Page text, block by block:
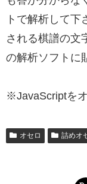
トで解析して下
される棋譜の文
の解析ソフトに
※JavaScriptを
オセロ 詰めオ